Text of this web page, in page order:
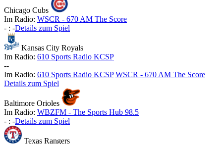
Chicago Cubs
Im Radio: WSCR - 670 AM The Score
- : -Details zum Spiel
Kansas City Royals
Im Radio: 610 Sports Radio KCSP
--
Im Radio: 610 Sports Radio KCSP WSCR - 670 AM The Score
Details zum Spiel
Baltimore Orioles
Im Radio: WBZFM - The Sports Hub 98.5
- : -Details zum Spiel
Texas Rangers